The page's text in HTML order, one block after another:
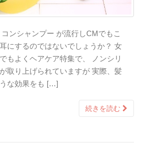
ンシャンプー が流行しCMでもこ
にするのではないでしょうか？ 女
もよくヘアケア特集で、 ノンシリ
取り上げられていますが 実際、髪
な効果をも […]
続きを読む